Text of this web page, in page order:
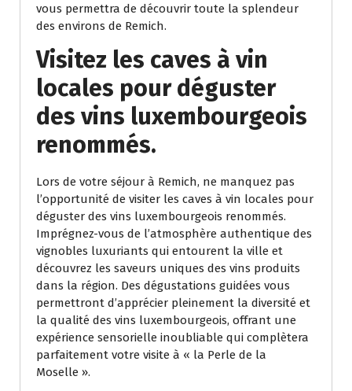
vous permettra de découvrir toute la splendeur
des environs de Remich.
Visitez les caves à vin
locales pour déguster
des vins luxembourgeois
renommés.
Lors de votre séjour à Remich, ne manquez pas
l’opportunité de visiter les caves à vin locales pour
déguster des vins luxembourgeois renommés.
Imprégnez-vous de l’atmosphère authentique des
vignobles luxuriants qui entourent la ville et
découvrez les saveurs uniques des vins produits
dans la région. Des dégustations guidées vous
permettront d’apprécier pleinement la diversité et
la qualité des vins luxembourgeois, offrant une
expérience sensorielle inoubliable qui complètera
parfaitement votre visite à « la Perle de la
Moselle ».